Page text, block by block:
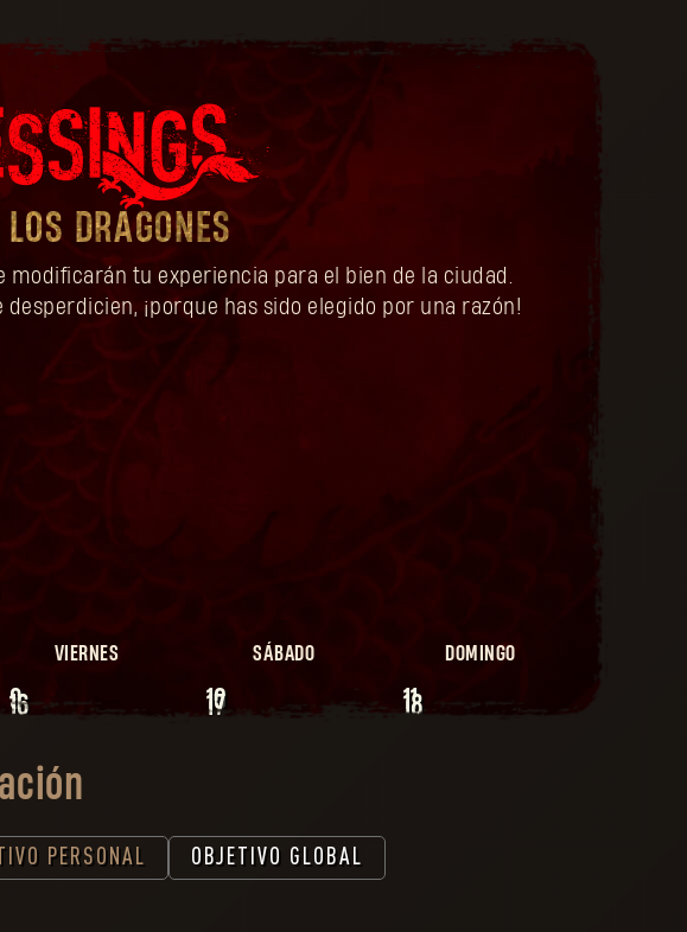
DRAGONES
tu experiencia para el bien de la ciudad.
¡porque has sido elegido por una razón!
VIERNES SÁBADO DOMINGO
9 10 11
16 17 18
PERSONAL OBJETIVO GLOBAL